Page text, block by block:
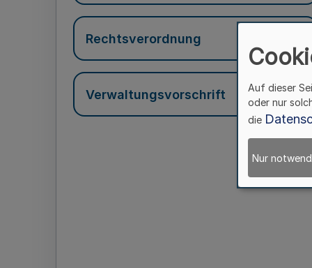
Rechtsverordnung
Verwaltungsvorschrift
Auf dieser
oder nur
die
Nur